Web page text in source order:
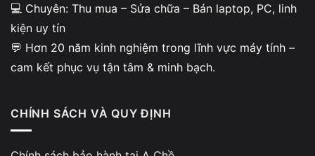
Vi Tính A Chề xử lý sửa laptop Dell tự
vào BIOS liên tục như thế nào?
💻 Chuyên: Thu mua – Sửa chữa – Bán laptop, PC, linh
kiện uy tín
💬 Hơn 20 năm kinh nghiệm trong lĩnh vực máy tính –
cam kết phục vụ tận tâm & minh bạch.
CHÍNH SÁCH VÀ QUY ĐỊNH